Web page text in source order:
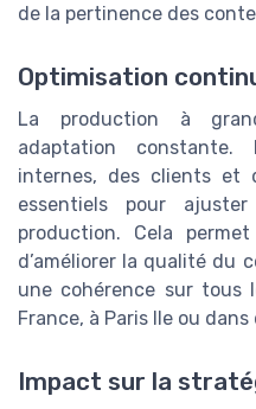
de la pertinence des
Optimisation
La production à
adaptation
internes, des clients et
essentiels pour
production. Cela permet
d’améliorer la qualité du
une cohérence sur tous
France, à Paris Ile ou dans
Impact sur la